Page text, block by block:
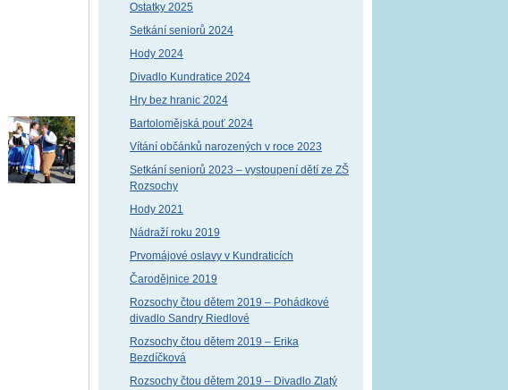
Ostatky 2025
Setkání seniorů 2024
Hody 2024
Divadlo Kundratice 2024
Hry bez hranic 2024
Bartolomějská pouť 2024
Vítání občánků narozených v roce 2023
Setkání seniorů 2023 – vystoupení dětí ze ZŠ
Rozsochy
Hody 2021
Nádraží roku 2019
Prvomájové oslavy v Kundraticích
Čarodějnice 2019
Rozsochy čtou dětem 2019 – Pohádkové
divadlo Sandry Riedlové
Rozsochy čtou dětem 2019 – Erika
Bezdíčková
Rozsochy čtou dětem 2019 – Divadlo Zlatý